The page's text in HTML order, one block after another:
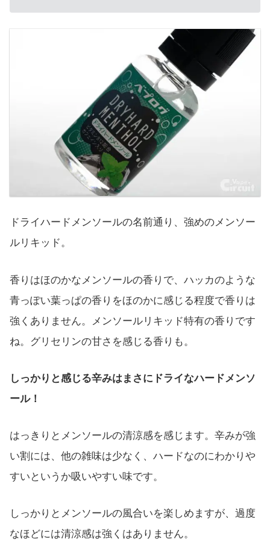
ドライハードメンソールの名前通り、強めのメンソー
ルリキッド。
香りはほのかなメンソールの香りで、ハッカのような
青っぽい葉っぱの香りをほのかに感じる程度で香りは
強くありません。メンソールリキッド特有の香りです
ね。グリセリンの甘さを感じる香りも。
しっかりと感じる辛みはまさにドライなハードメンソ
ール！
はっきりとメンソールの清涼感を感じます。辛みが強
い割には、他の雑味は少なく、ハードなのにわかりや
すいというか吸いやすい味です。
しっかりとメンソールの風合いを楽しめますが、過度
なほどには清涼感は強くはありません。